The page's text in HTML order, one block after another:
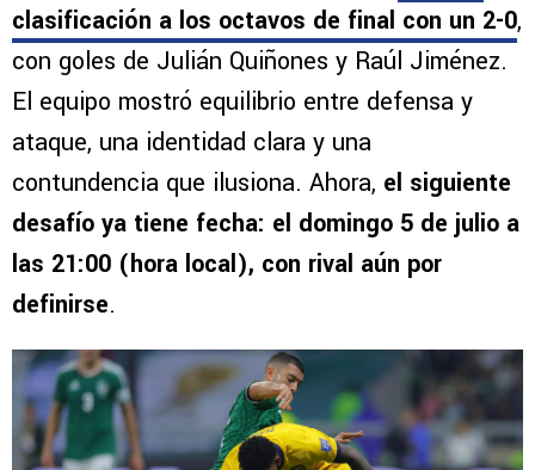
clasificación a los octavos de final con un 2-0,
con goles de Julián Quiñones y Raúl Jiménez.
El equipo mostró equilibrio entre defensa y
ataque, una identidad clara y una
contundencia que ilusiona. Ahora, el siguiente
desafío ya tiene fecha: el domingo 5 de julio a
las 21:00 (hora local), con rival aún por
definirse.